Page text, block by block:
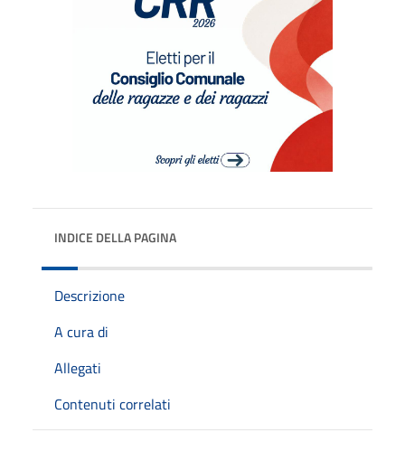
INDICE DELLA PAGINA
Descrizione
A cura di
Allegati
Contenuti correlati